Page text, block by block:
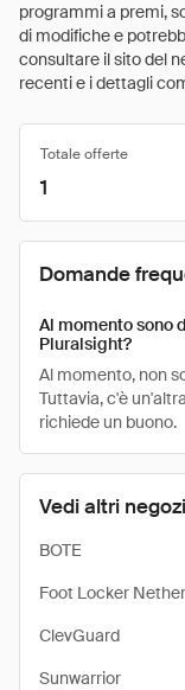
programmi a premi,
di modifiche e
consultare il sito del
recenti e i dettagli
Vedi altri negozi
BOTE
Foot Locker
ClevGuard
Sunwarrior
Totale offerte
1
Domande
Al momento sono
Pluralsight?
Al momento, non
Tuttavia, c'è
richiede un buono.